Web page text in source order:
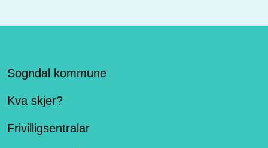
Sogndal kommune
Kva skjer?
Frivilligsentralar